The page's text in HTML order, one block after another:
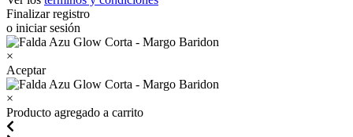
Finalizar registro
o iniciar sesión
×
Aceptar
×
Producto agregado a carrito